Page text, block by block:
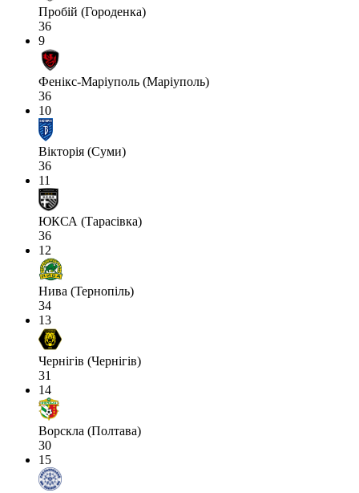
Пробій (Городенка)
36
9
Фенікс-Маріуполь (Маріуполь)
36
10
Вікторія (Суми)
36
11
ЮКСА (Тарасівка)
36
12
Нива (Тернопіль)
34
13
Чернігів (Чернігів)
31
14
Ворскла (Полтава)
30
15